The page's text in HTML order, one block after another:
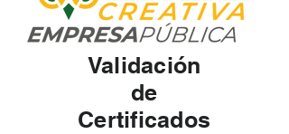
Validación
de
Certificados